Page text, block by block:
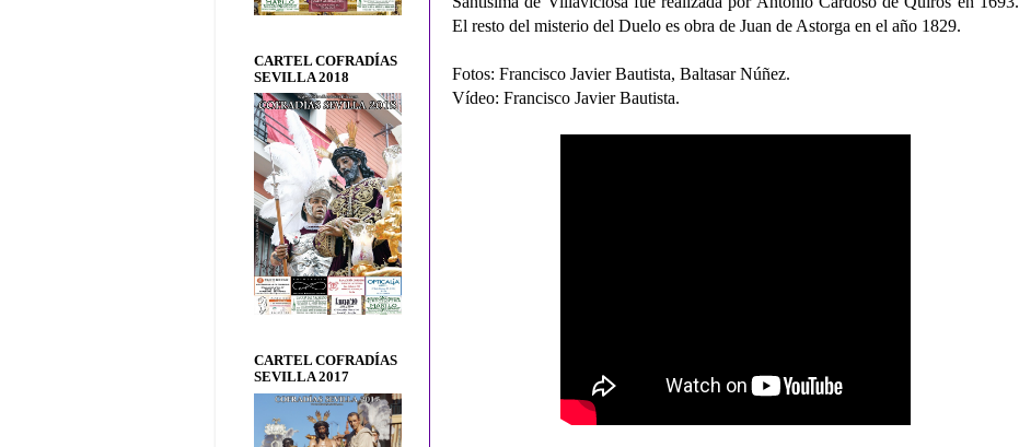
El resto del misterio del Duelo es obra de Juan de Astorga en el año 1829.
Fotos: Francisco Javier Bautista, Baltasar Núñez.
Vídeo: Francisco Javier Bautista.
CARTEL COFRADÍAS
SEVILLA 2018
CARTEL COFRADÍAS
SEVILLA 2017